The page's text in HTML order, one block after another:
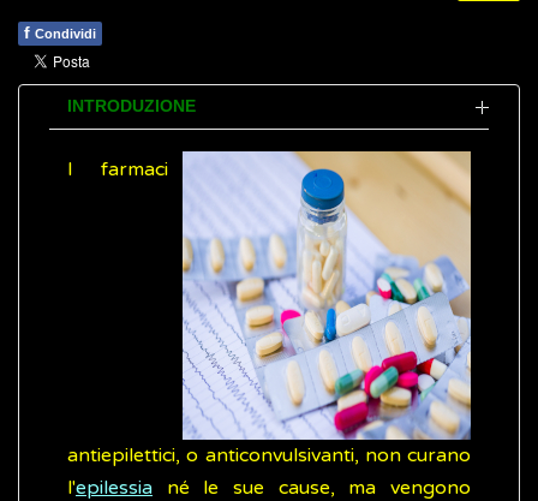
f Condividi
INTRODUZIONE
I farmaci
antiepilettici, o anticonvulsivanti, non curano
l'epilessia né le sue cause, ma vengono